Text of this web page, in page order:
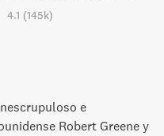
4.1 (145k)
e
Robert Greene y